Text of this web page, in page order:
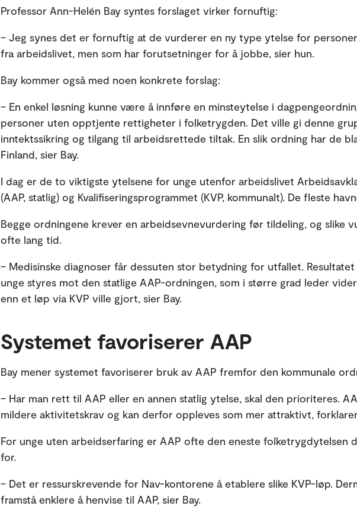
Professor Ann-Helén Bay syntes forslaget virker fornuftig:
– Jeg synes det er fornuftig at de vurderer en ny type ytelse for
fra arbeidslivet, men som har forutsetninger for å jobbe, sier hun.
Bay kommer også med noen konkrete forslag:
– En enkel løsning kunne være å innføre en minsteytelse i
personer uten opptjente rettigheter i folketrygden. Det ville gi denne
inntektssikring og tilgang til arbeidsrettede tiltak. En slik ordning har de
Finland, sier Bay.
I dag er de to viktigste ytelsene for unge utenfor arbeidslivet
(AAP, statlig) og Kvalifiseringsprogrammet (KVP, kommunalt). De fleste
Begge ordningene krever en arbeidsevnevurdering før tildeling, og slike
ofte lang tid.
– Medisinske diagnoser får dessuten stor betydning for utfallet. Resultatet
unge styres mot den statlige AAP-ordningen, som i større grad leder
enn et løp via KVP ville gjort, sier Bay.
Systemet favoriserer AAP
Bay mener systemet favoriserer bruk av AAP fremfor den kommunale
– Har man rett til AAP eller en annen statlig ytelse, skal den prioriteres.
mildere aktivitetskrav og kan derfor oppleves som mer attraktivt,
For unge uten arbeidserfaring er AAP ofte den eneste folketrygdytelsen
for.
– Det er ressurskrevende for Nav-kontorene å etablere slike KVP-løp.
framstå enklere å henvise til AAP, sier Bay.